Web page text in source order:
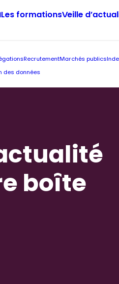
Les formationsVeille
RecrutementMarchés publics
des données
boîte